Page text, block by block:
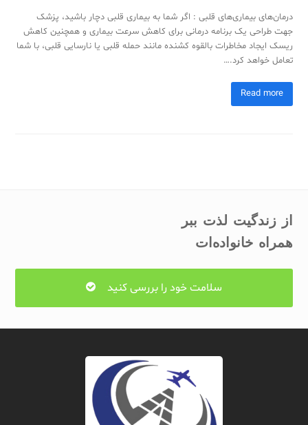
درمان‌های بیماری‌های قلبی : اگر شما به بیماری قلبی دچار باشید، پزشک
جهت طراحی یک برنامه درمانی برای کاهش سرعت بیماری و همچنین کاهش
ریسک ایجاد مخاطرات بالقوه کشنده مانند حمله قلبی یا نارسایی قلبی، با شما
تعامل خواهد کرد.…
Read more
از زندگیت لذت ببر
همراه خانواده‌ات
سلامت خود را بررسی کنید